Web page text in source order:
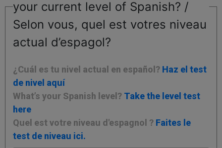
your current level of Spanish? /
Selon vous, quel est votres niveau
actual d’espagol?
¿Cuál es tu nivel actual en español? Haz el test
de nivel aquí
What’s your Spanish level? Take the level test
here
Quel est votre niveau d'espagnol ? Faites le
test de niveau ici.